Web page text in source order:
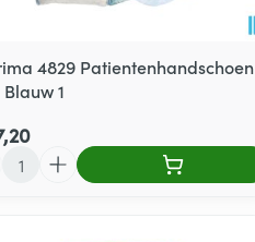
4829 Patientenhandschoen
1